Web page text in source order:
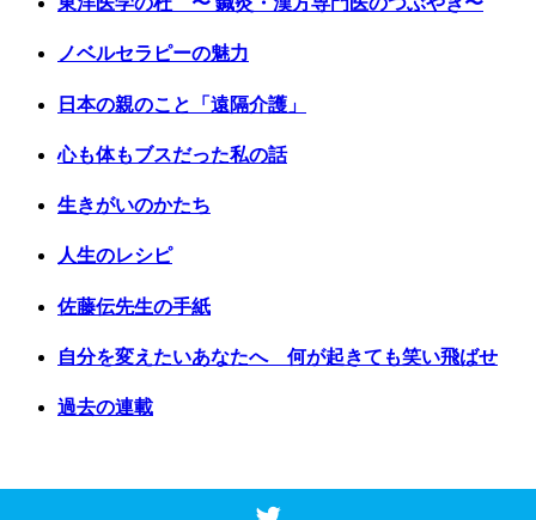
ノベルセラピーの魅力
日本の親のこと「遠隔介護」
心も体もブスだった私の話
生きがいのかたち
人生のレシピ
佐藤伝先生の手紙
自分を変えたいあなたへ 何が起きても笑い飛ばせ
過去の連載